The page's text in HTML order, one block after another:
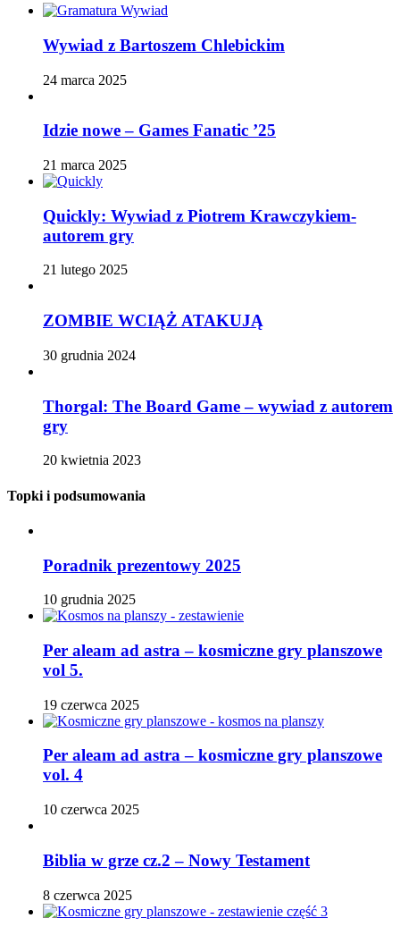
Wywiad z Bartoszem Chlebickim
24 marca 2025
Idzie nowe – Games Fanatic ’25
21 marca 2025
Quickly: Wywiad z Piotrem Krawczykiem-
autorem gry
21 lutego 2025
ZOMBIE WCIĄŻ ATAKUJĄ
30 grudnia 2024
Thorgal: The Board Game – wywiad z autorem
gry
20 kwietnia 2023
Topki i podsumowania
Poradnik prezentowy 2025
10 grudnia 2025
Per aleam ad astra – kosmiczne gry planszowe
vol 5.
19 czerwca 2025
Per aleam ad astra – kosmiczne gry planszowe
vol. 4
10 czerwca 2025
Biblia w grze cz.2 – Nowy Testament
8 czerwca 2025